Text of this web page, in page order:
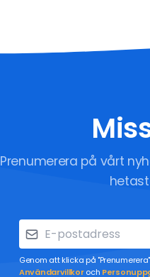
Prenumerera på vårt
Genom att klicka på
Användarvillkoroch